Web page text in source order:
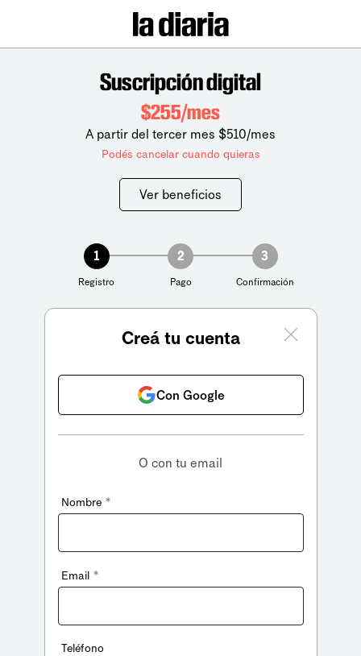
Suscripción digital
$255/mes
A partir del tercer mes $510/mes
Podés cancelar cuando quieras
Ver beneficios
1
Registro
2
Pago
3
Confirmación
Creá tu cuenta
Con Google
O con tu email
Nombre *
Email *
Teléfono